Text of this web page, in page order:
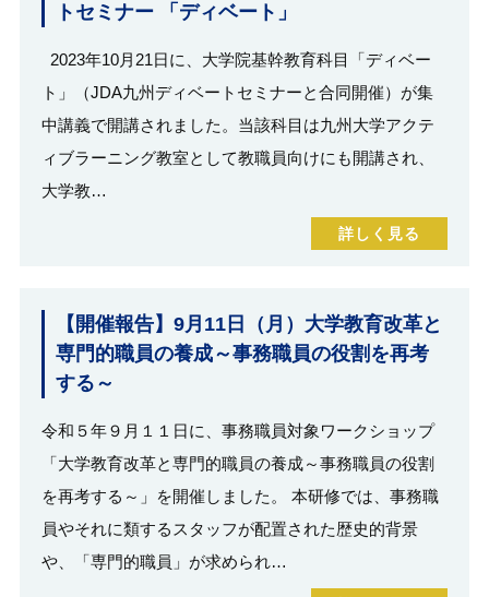
トセミナー 「ディベート」
2023年10月21日に、大学院基幹教育科目「ディベー
ト」（JDA九州ディベートセミナーと合同開催）が集
中講義で開講されました。当該科目は九州大学アクテ
ィブラーニング教室として教職員向けにも開講され、
大学教…
詳しく見る
【開催報告】9月11日（月）大学教育改革と
専門的職員の養成～事務職員の役割を再考
する～
令和５年９月１１日に、事務職員対象ワークショップ
「大学教育改革と専門的職員の養成～事務職員の役割
を再考する～」を開催しました。 本研修では、事務職
員やそれに類するスタッフが配置された歴史的背景
や、「専門的職員」が求められ…